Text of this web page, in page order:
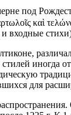
под
καὶ
входные
иногда
для